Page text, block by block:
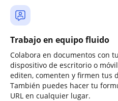
Trabajo en equipo fluido
Colabora en documentos con
dispositivo de escritorio o
editen, comenten y firmen tus
También puedes hacer tu
URL en cualquier lugar.